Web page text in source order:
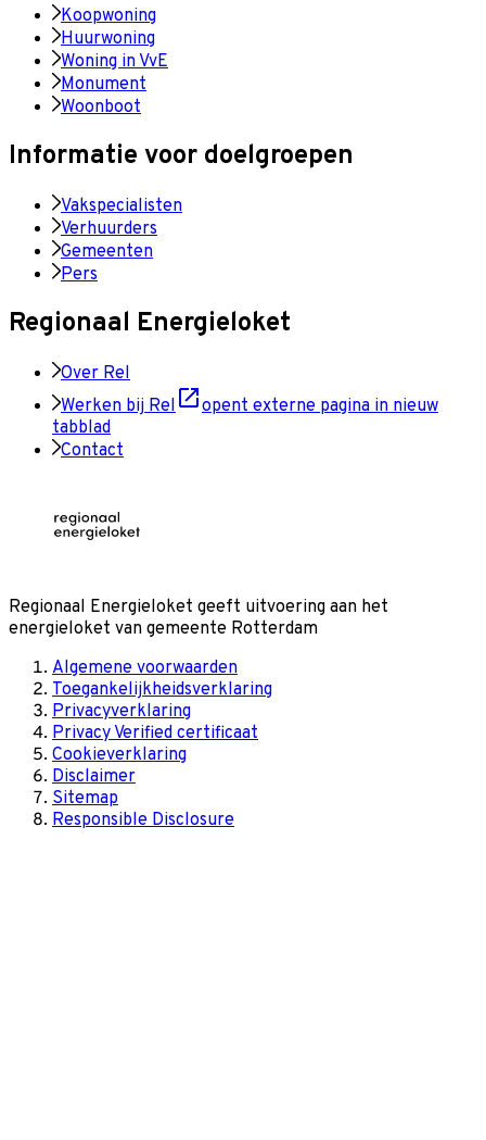
Koopwoning
Huurwoning
Woning in VvE
Monument
Woonboot
Informatie voor doelgroepen
Vakspecialisten
Verhuurders
Gemeenten
Pers
Regionaal Energieloket
Over Rel
Werken bij Rel
opent externe pagina in nieuw
tabblad
Contact
Regionaal Energieloket geeft uitvoering aan het
energieloket van gemeente Rotterdam
Algemene voorwaarden
Toegankelijkheidsverklaring
Privacyverklaring
Privacy Verified certificaat
Cookieverklaring
Disclaimer
Sitemap
Responsible Disclosure